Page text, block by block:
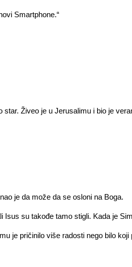
Smartphone.“
Živeo je u Jerusalimu i bio je
je da može da se osloni na Boga.
su takođe tamo stigli. Kada je
je pričinilo više radosti nego bilo koji